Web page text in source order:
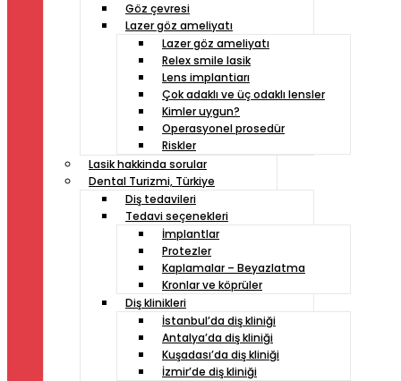
Göz çevresi
Lazer göz ameliyatı
Lazer göz ameliyatı
Relex smile lasik
Lens implantiarı
Çok adaklı ve üç odaklı lensler
Kimler uygun?
Operasyonel prosedür
Riskler
Lasik hakkinda sorular
Dental Turizmi, Türkiye
Diş tedavileri
Tedavi seçenekleri
İmplantlar
Protezler
Kaplamalar – Beyazlatma
Kronlar ve köprüler
Diş klinikleri
İstanbul’da diş kliniği
Antalya’da diş kliniği
Kuşadası’da diş kliniği
İzmir’de diş kliniği